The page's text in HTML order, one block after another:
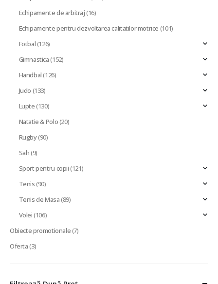
Echipamente de arbitraj(16)
Echipamente pentru dezvoltarea calitatilor motrice (101)
Fotbal(126)
Gimnastica(152)
Handbal(126)
Judo (133)
Lupte(130)
Natatie & Polo(20)
Rugby(90)
Sah(9)
Sport pentru copii(121)
Tenis(90)
Tenis de Masa(89)
Volei(106)
Obiecte promotionale(7)
Oferta(3)